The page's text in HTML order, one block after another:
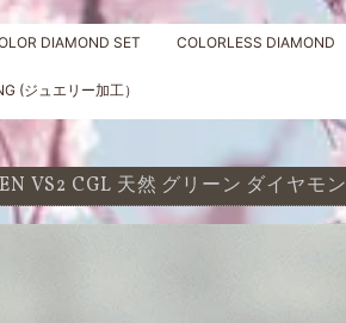
DIAMOND SET COLORLESS DIAMOND
(ジュエリー加工）
VS2 CGL 天然 グリーン ダイヤモ